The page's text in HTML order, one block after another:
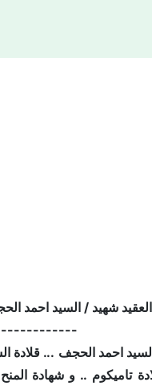
/ السيد احمد الحجف ...
تاميكوم .. و شهادة